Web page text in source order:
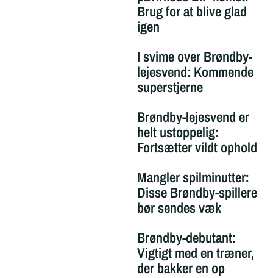
Brug for at blive glad
igen
I svime over Brøndby-
lejesvend: Kommende
superstjerne
Brøndby-lejesvend er
helt ustoppelig:
Fortsætter vildt ophold
Mangler spilminutter:
Disse Brøndby-spillere
bør sendes væk
Brøndby-debutant:
Vigtigt med en træner,
der bakker en op